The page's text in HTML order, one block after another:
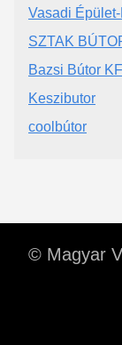
Vasadi
SZTAK
Bazsi Bútor
Keszibutor
coolbútor
© Magyar